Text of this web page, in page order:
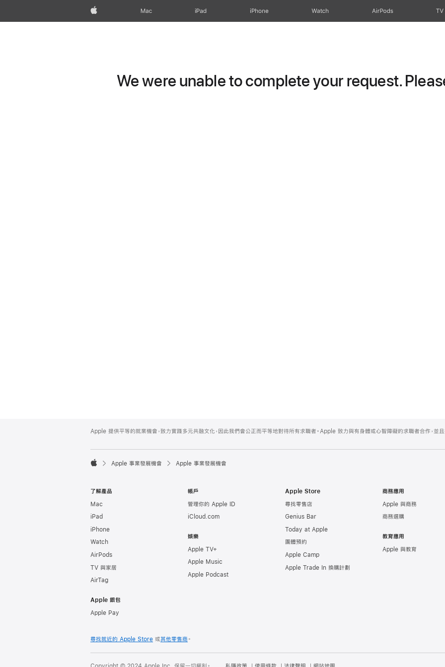
Apple Mac iPad iPhone Watch AirPods TV
We were unable to complete your request.
Footer
Apple 提供平等的就業機會，致力實踐多元共融文化，因此我們會公正而平等地對待所有求職者。Apple 致力與有身體或心智障礙的求職者合作，並且

Apple 事業發展機會 Apple 事業發展機會
了解產品
Mac
iPad
iPhone
Watch
AirPods
TV 與家居
AirTag
Apple 銀包
Apple Pay
帳戶
管理你的 Apple ID
iCloud.com
娛樂
Apple TV+
Apple Music
Apple Podcast
Apple Store
尋找零售店
Genius Bar
Today at Apple
團體預約
Apple Camp
Apple Trade In 換購計劃
商務應用
Apple 與商務
商務選購
教育應用
Apple 與教育
尋找就近的 Apple Store 或其他零售商 。